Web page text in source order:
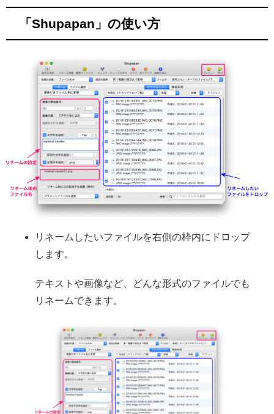
「Shupapan」の使い方
リネームしたいファイルを右側の枠内にドロップ
します。
テキストや画像など、どんな形式のファイルでも
リネームできます。